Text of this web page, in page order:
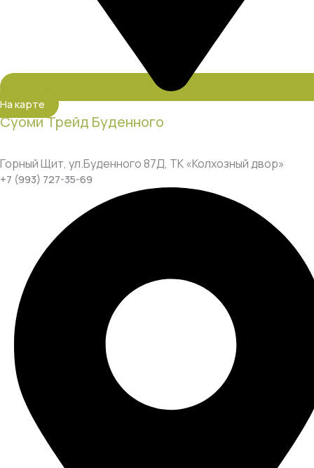
На карте
Суоми Трейд Буденного
Горный Щит, ул.Буденного 87Д, ТК «Колхозный двор»
+7 (993) 727-35-69